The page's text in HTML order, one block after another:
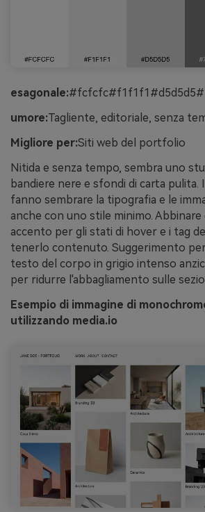
esagonale:
umore:Tagliente, editoriale, senza
Migliore per:Siti web del portfolio
Nitida e senza tempo, sembra uno
bandiere nere e sfondi di carta
fanno sembrare la tipografia e le
anche con uno stile minimo.
accento per gli stati di hover e i tag
tenerlo contenuto. Suggerimento
testo del corpo in grigio intenso
per ridurre l'abbagliamento sulle
Esempio di immagine di
utilizzando media.io